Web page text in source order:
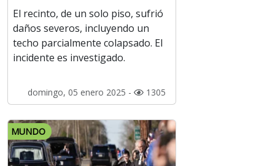
El recinto, de un solo piso, sufrió
daños severos, incluyendo un
techo parcialmente colapsado. El
incidente es investigado.
domingo, 05 enero 2025 - 1305
MUNDO